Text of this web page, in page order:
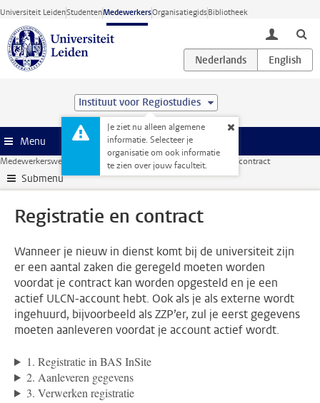
Ga direct naar de inhoud
Universiteit LeidenStudentenMedewerkersOrganisatiegidsBibliotheek
toggle
Instituut voor Regiostudies
Je ziet nu alleen algemene
informatie. Selecteer je
organisatie om ook informatie
te zien over jouw faculteit.
Menu
Medewerkerswebsite Nieuwe medewerker Registratie en contract
Submenu
Registratie en contract
Wanneer je nieuw in dienst komt bij de universiteit zijn
er een aantal zaken die geregeld moeten worden
voordat je contract kan worden opgesteld en je een
actief ULCN-account hebt. Ook als je als externe wordt
ingehuurd, bijvoorbeeld als ZZP’er, zul je eerst gegevens
moeten aanleveren voordat je account actief wordt.
1. Registratie in BAS InSite
2. Aanleveren gegevens
3. Verwerken registratie